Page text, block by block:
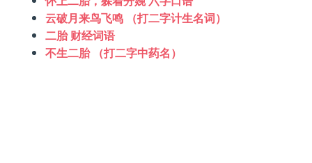
云破月来鸟飞鸣 （打二字计生名词）
二胎 财经词语
不生二胎 （打二字中药名）